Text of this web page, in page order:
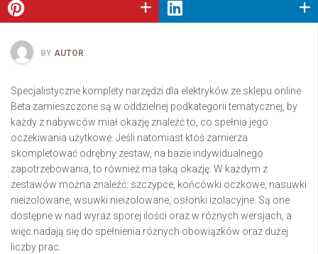
BY AUTOR
Specjalistyczne komplety narzędzi dla elektryków ze sklepu online
Beta zamieszczone są w oddzielnej podkategorii tematycznej, by
każdy z nabywców miał okazję znaleźć to, co spełnia jego
oczekiwania użytkowe. Jeśli natomiast ktoś zamierza
skompletować odrębny zestaw, na bazie indywidualnego
zapotrzebowania, to również ma taką okazję. W każdym z
zestawów można znaleźć: szczypce, końcówki oczkowe, nasuwki
nieizolowane, wsuwki nieizolowane, osłonki izolacyjne. Są one
dostępne w nad wyraz sporej ilości oraz w różnych wersjach, a
więc nadają się do spełnienia różnych obowiązków oraz dużej
liczby prac.